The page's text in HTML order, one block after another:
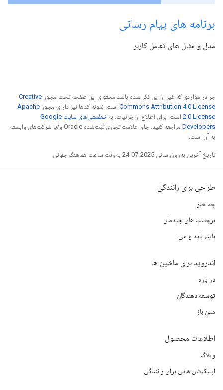
برنامه های پیام رسانی
مدل و مثال های تعامل کاربر
جز در مواردی که غیر از این ذکر شده باشد،‌محتوای این صفحه تحت مجوز Creative
Commons Attribution 4.0 License است. نمونه کدها نیز دارای مجوز Apache
2.0 License است. برای اطلاع از جزئیات، به
خطمشی‌های سایت Google
Developers‏
مراجعه کنید. جاوا علامت تجاری ثبت‌شده Oracle و/یا شرکت‌های وابسته
به آن است.
تاریخ آخرین به‌روزرسانی 2025-07-24 به‌وقت ساعت هماهنگ جهانی.
طراحی برای رانندگی
چه خبر
برچسب های چیدمان
باید، باید و می
اندروید برای ماشین ها
در باره
توسعه دهندگان
متن باز
اطلاعات محصول
وبلاگ
اپلیکیشن هایی برای رانندگی